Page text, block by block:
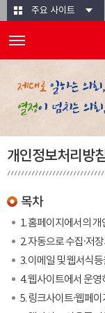
본문바로가기주요 사이트
개인정보처리방
목차
1. 홈페이지에서의
2. 자동으로 수집·저
3. 이메일 및 웹서식
4. 웹사이트에서 운영
5. 링크사이트·웹페이